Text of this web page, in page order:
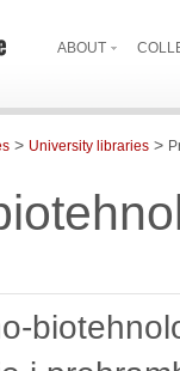
ABOUT
> University libraries >